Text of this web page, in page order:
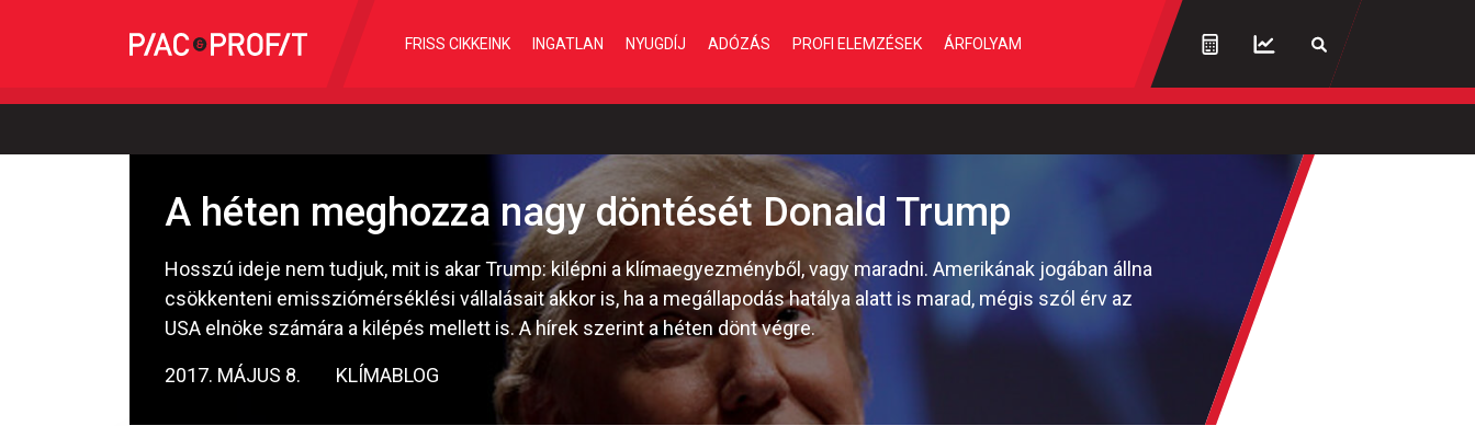
FRISS CIKKEINK INGATLAN NYUGDÍJ ADÓZÁS PROFI ELEMZÉSEK ÁRFOLYAM
A héten meghozza nagy döntését Donald Trump
Hosszú ideje nem tudjuk, mit is akar Trump: kilépni a klímaegyezményből, vagy maradni. Amerikának jogában állna
csökkenteni emissziómérséklési vállalásait akkor is, ha a megállapodás hatálya alatt is marad, mégis szól érv az
USA elnöke számára a kilépés mellett is. A hírek szerint a héten dönt végre.
2017. MÁJUS 8. KLÍMABLOG